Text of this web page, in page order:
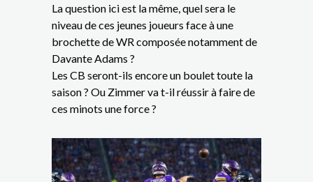
La question ici est la même, quel sera le
niveau de ces jeunes joueurs face à une
brochette de WR composée notamment de
Davante Adams ?
Les CB seront-ils encore un boulet toute la
saison ? Ou Zimmer va t-il réussir à faire de
ces minots une force ?